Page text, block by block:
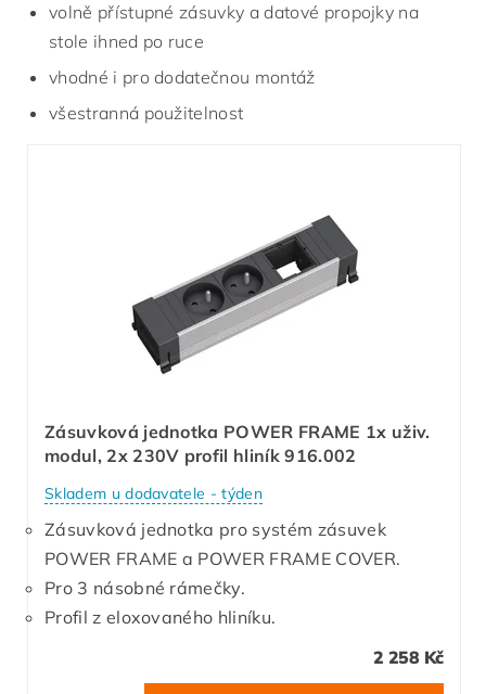
volně přístupné zásuvky a datové propojky na
stole ihned po ruce
vhodné i pro dodatečnou montáž
všestranná použitelnost
Zásuvková jednotka POWER FRAME 1x uživ.
modul, 2x 230V profil hliník 916.002
Skladem u dodavatele - týden
Zásuvková jednotka pro systém zásuvek
POWER FRAME a POWER FRAME COVER.
Pro 3 násobné rámečky.
Profil z eloxovaného hliníku.
2 258 Kč